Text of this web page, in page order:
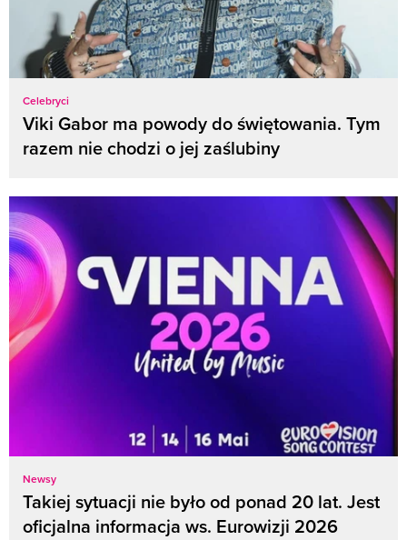
Celebryci
Viki Gabor ma powody do świętowania. Tym
razem nie chodzi o jej zaślubiny
Newsy
Takiej sytuacji nie było od ponad 20 lat. Jest
oficjalna informacja ws. Eurowizji 2026